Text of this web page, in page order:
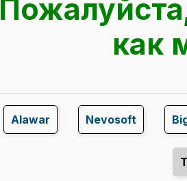
как
Alawar Nevosoft